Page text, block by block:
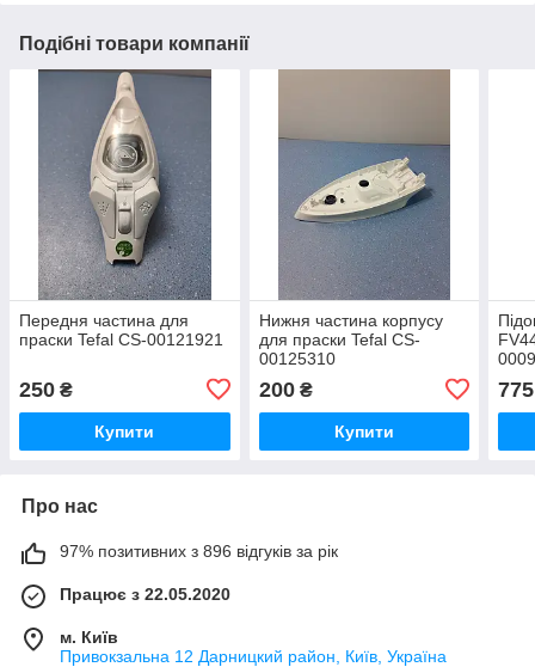
Подібні товари компанії
Передня частина для
праски Tefal CS-00121921
250 ₴
Купити
Нижня частина корпусу
для праски Tefal CS-
00125310
200₴
Купити
775
Про нас
97% позитивних з 896 відгуків за рік
Працює з 22.05.2020
м. Київ
Привокзальна 12 Дарницкий район, Київ, Україна